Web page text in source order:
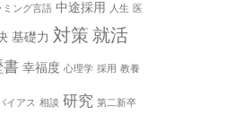
ミング言語 中途採用 人生 医
基礎力 対策就活
書 幸福度 心理学 採用 教養
イアス 相談 研究 第二新卒